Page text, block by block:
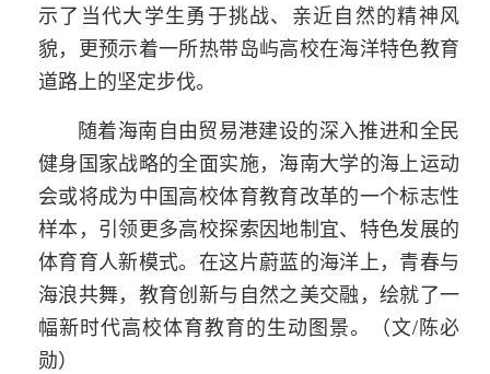
示了当代大学生勇于挑战、亲近自然的精神风
貌，更预示着一所热带岛屿高校在海洋特色教育
道路上的坚定步伐。
随着海南自由贸易港建设的深入推进和全民
健身国家战略的全面实施，海南大学的海上运动
会或将成为中国高校体育教育改革的一个标志性
样本，引领更多高校探索因地制宜、特色发展的
体育育人新模式。在这片蔚蓝的海洋上，青春与
海浪共舞，教育创新与自然之美交融，绘就了一
幅新时代高校体育教育的生动图景。（文/陈必
勋）